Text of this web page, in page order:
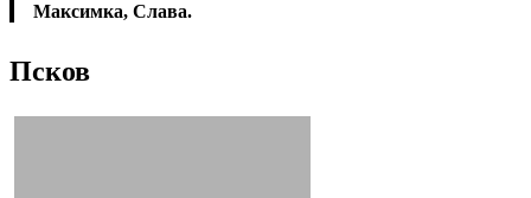
Максимка, Слава.
Псков